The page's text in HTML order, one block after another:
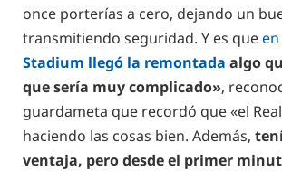
once porterías a cero, dejando un
transmitiendo seguridad. Y es que
Stadium llegó la remontada algo
que sería muy complicado»,
guardameta que recordó que «el
haciendo las cosas bien. Además,
ventaja, pero desde el primer